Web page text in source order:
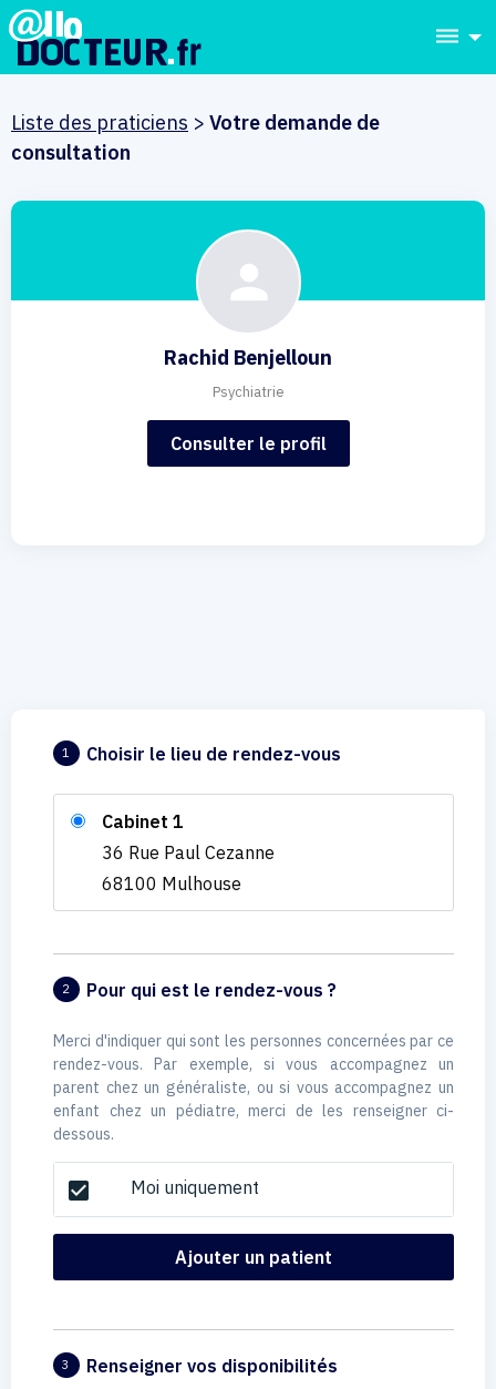
dehaze
Liste des praticiens > Votre demande de
consultation
Rachid Benjelloun
Psychiatrie
Consulter le profil
1 Choisir le lieu de rendez-vous
Cabinet 1
36 Rue Paul Cezanne
68100 Mulhouse
2 Pour qui est le rendez-vous ?
Merci d'indiquer qui sont les personnes concernées par ce
rendez-vous. Par exemple, si vous accompagnez un
parent chez un généraliste, ou si vous accompagnez un
enfant chez un pédiatre, merci de les renseigner ci-
dessous.
check_box Moi uniquement
Ajouter un patient
3 Renseigner vos disponibilités